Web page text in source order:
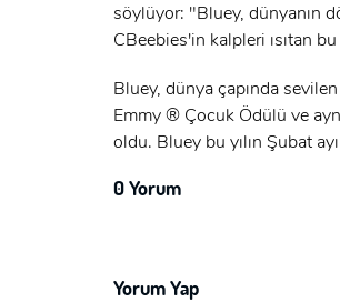
söylüyor: "Bluey, dünyanın
CBeebies'in kalpleri ısıtan
Bluey, dünya çapında
Emmy ® Çocuk Ödülü ve
oldu. Bluey bu yılın Şubat
0 Yorum
Yorum Yap